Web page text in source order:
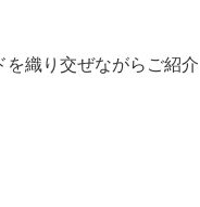
織り交ぜながらご紹介